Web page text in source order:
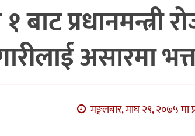
बाट प्रधानमन्त्री
असारमा
मङ्गलबार, माघ २९, २०७५ मा